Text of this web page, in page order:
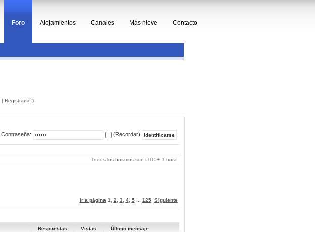
Foro Alojamientos Canales Más nieve Contacto
| Registrarse )
Contraseña: (Recordar)
Todos los horarios son UTC + 1 hora
Ir a página 1 2 3 4, 5... 125 Siguiente
Respuestas Vistas Último mensaje